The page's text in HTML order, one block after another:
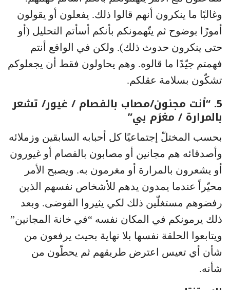
وغالبًا ما ينكرون أنهم قالوا ذلك. يفعلون أو يقولون
أمورًا بوضوح ثم يتّهمونكم بأنكم أسأتم التحليل (أو
حتى ينكرون حدوث ذلك). ولكن في الواقع أنتم
فهمتم جيّدًا ما قالوه. وهم يحاولون فقط أن يجعلوكم
تشكّون بسلامة عقلكم.
5. “أنت مجنون/مصاب بالفصام / غيور/ تشعر
بالمرارة / مغرَم بي”
بحسب المختلّ إجتماعيًا كل أحبابه السابقين وزملائه
وأصدقائه هم مجانين أو مصابون بالفصام أو غيورون
أو يشعرون بالمرارة أو مغرمون به. ويصبح الأمر
محيّراً عندما يمدون يدهم للأشخاص نفسهم الذين
رفضوهم مستغلّين ذلك لكي يثيروا الفوضى. وبعد
ذلك يرمونكم في المكان نفسه “في خانة المجانين”
ويتابعوا الحلقة نفسها بلا نهاية بحيث يرفعون من
شأن أي تعيس اعترض طريقهم ثم يحطّون من
شأنه.